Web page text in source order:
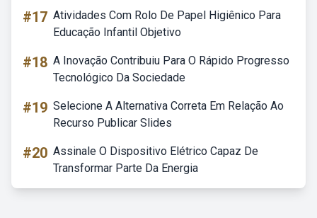
#17 Atividades Com Rolo De Papel Higiênico Para
Educação Infantil Objetivo
#18 A Inovação Contribuiu Para O Rápido Progresso
Tecnológico Da Sociedade
#19 Selecione A Alternativa Correta Em Relação Ao
Recurso Publicar Slides
#20 Assinale O Dispositivo Elétrico Capaz De
Transformar Parte Da Energia